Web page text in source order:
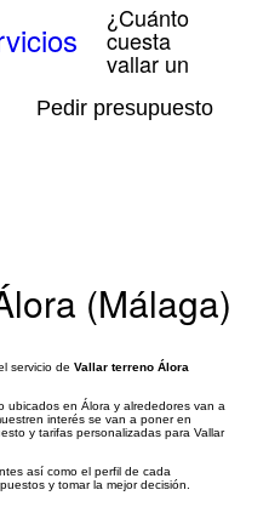
Pedir presupuesto
¿Cuánto
cuesta
vallar un
(Málaga)
servicio de Vallar terreno Álora
ubicados en Álora y alrededores van a
interés se van a poner en
y tarifas personalizadas para Vallar
así como el perfil de cada
y tomar la mejor decisión.